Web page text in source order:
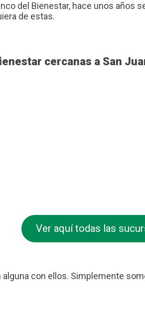
del Bienestar, hace unos
de estas.
cercanas a San
Ver aquí todas las
con ellos. Simplemente